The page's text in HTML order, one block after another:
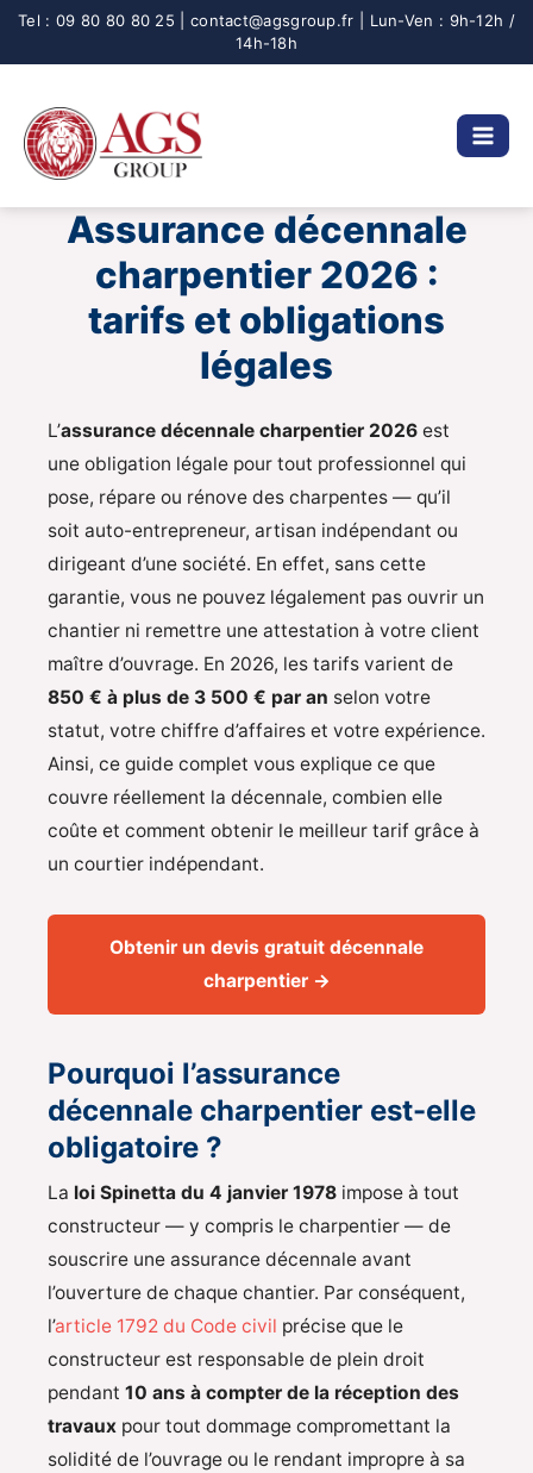
Aller
Assurance décennale
charpentier 2026 :
tarifs et obligations
légales
L’assurance décennale charpentier 2026 est
une obligation légale pour tout professionnel qui
pose, répare ou rénove des charpentes — qu’il
soit auto-entrepreneur, artisan indépendant ou
dirigeant d’une société. En effet, sans cette
garantie, vous ne pouvez légalement pas ouvrir un
chantier ni remettre une attestation à votre client
maître d’ouvrage. En 2026, les tarifs varient de
850 € à plus de 3 500 € par an selon votre
statut, votre chiffre d’affaires et votre expérience.
Ainsi, ce guide complet vous explique ce que
couvre réellement la décennale, combien elle
coûte et comment obtenir le meilleur tarif grâce à
un courtier indépendant.
Obtenir un devis gratuit décennale
charpentier →
Pourquoi l’assurance
décennale charpentier est-elle
obligatoire ?
La loi Spinetta du 4 janvier 1978 impose à tout
constructeur — y compris le charpentier — de
souscrire une assurance décennale avant
l’ouverture de chaque chantier. Par conséquent,
l’article 1792 du Code civil précise que le
constructeur est responsable de plein droit
pendant 10 ans à compter de la réception des
travaux pour tout dommage compromettant la
solidité de l’ouvrage ou le rendant impropre à sa